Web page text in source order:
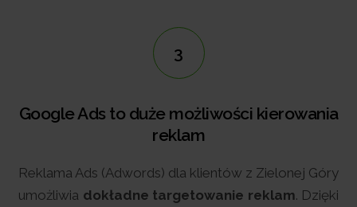
to duże możliwości kierowania
(Adwords) dla klientów z Zielonej Góry
dokładne targetowanie reklam. Dzięki